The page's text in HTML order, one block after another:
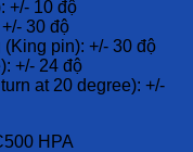
+/- 10 độ
30 độ
pin): +/- 30 độ
+/- 24 độ
at 20 degree): +/-